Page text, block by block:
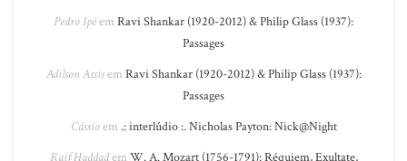
Pedro Ipêem Ravi Shankar (1920-2012) & Philip Glass (1937):
Passages
Adilson Assisem Ravi Shankar (1920-2012) & Philip Glass (1937):
Passages
Cássioem .: interlúdio :. Nicholas Payton: Nick@Night
Raif Haddadem W. A. Mozart (1756-1791): Réquiem, Exultate,